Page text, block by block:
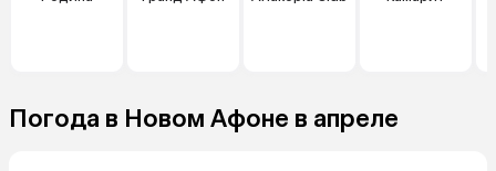
Погода в Новом Афоне в апреле